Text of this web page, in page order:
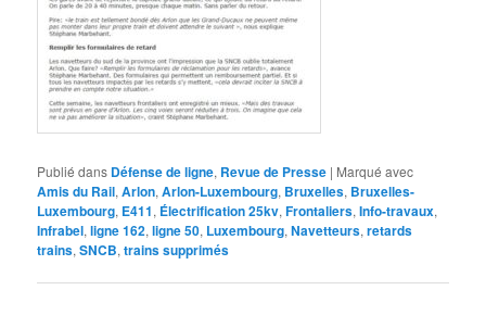
Publié dans Défense de ligne, Revue de Presse | Marqué avec
Amis du Rail,Arlon,Arlon-Luxembourg, Bruxelles, Bruxelles-
Luxembourg, E411, Électrification 25kv,Frontaliers,Info-travaux,
Infrabel,ligne 162,ligne 50, Luxembourg,Navetteurs,retards
trains,SNCB,trains supprimés